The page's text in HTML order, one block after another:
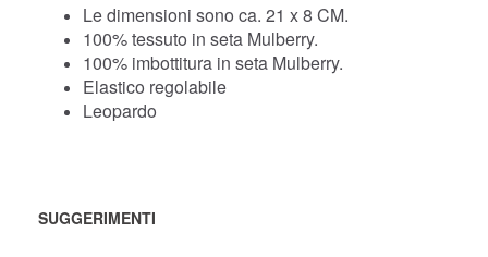
Le dimensioni sono ca. 21 x 8 CM.
100% tessuto in seta Mulberry.
100% imbottitura in seta Mulberry.
Elastico regolabile
Leopardo
SUGGERIMENTI